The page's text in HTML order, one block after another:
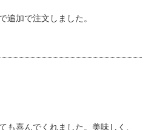
追加で注文しました。
も喜んでくれました。美味しく、